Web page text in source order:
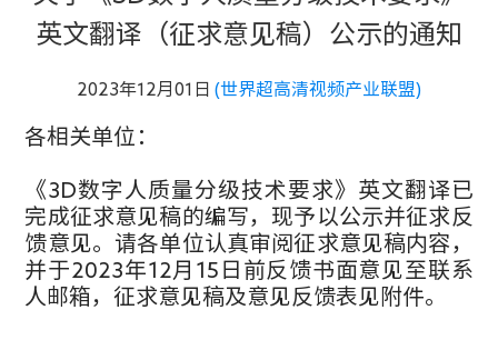
英文翻译（征求意见稿）公示的通知
2023年12月01日 (世界超高清视频产业联盟)
各相关单位：
《3D数字人质量分级技术要求》英文翻译已
完成征求意见稿的编写，现予以公示并征求反
馈意见。请各单位认真审阅征求意见稿内容，
并于2023年12月15日前反馈书面意见至联系
人邮箱，征求意见稿及意见反馈表见附件。